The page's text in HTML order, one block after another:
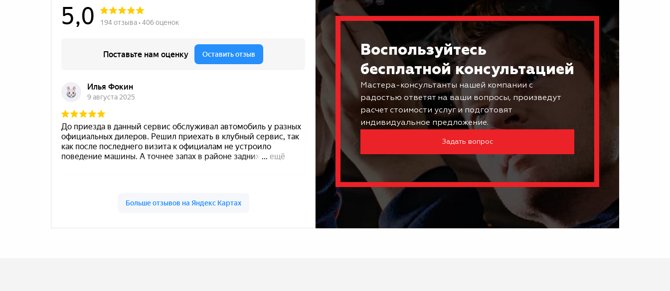
Воспользуйтесь
бесплатной консультацией
Мастера-консультанты нашей компании с
радостью ответят на ваши вопросы, произведут
расчет стоимости услуг и подготовят
индивидуальное предложение.
Задать вопрос